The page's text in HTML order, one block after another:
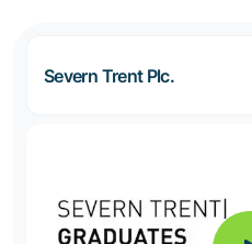
Severn Trent Plc.